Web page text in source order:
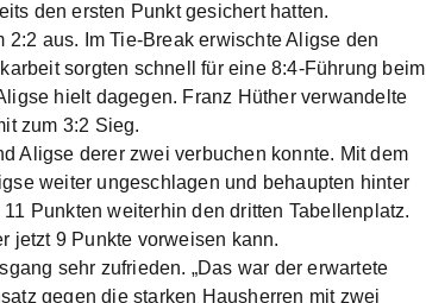
den ersten Punkt gesichert hatten.
aus. Im Tie-Break erwischte Aligse den
sorgten schnell für eine 8:4-Führung beim
hielt dagegen. Franz Hüther verwandelte
zum 3:2 Sieg.
Aligse derer zwei verbuchen konnte. Mit dem
weiter ungeschlagen und behaupten hinter
Punkten weiterhin den dritten Tabellenplatz.
jetzt 9 Punkte vorweisen kann.
sehr zufrieden. „Das war der erwartete
gegen die starken Hausherren mit zwei